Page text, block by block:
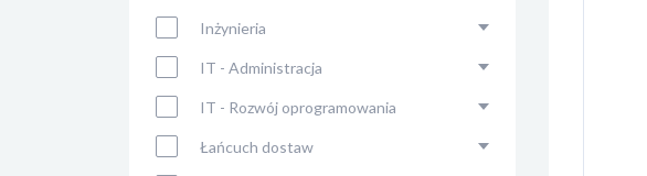
Inżynieria
IT - Administracja
IT - Rozwój oprogramowania
Łańcuch dostaw